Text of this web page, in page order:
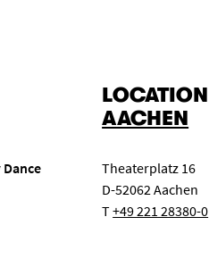
LOCATION
AACHEN
Theaterplatz 16
D-52062 Aachen
T+49 221 28380-0